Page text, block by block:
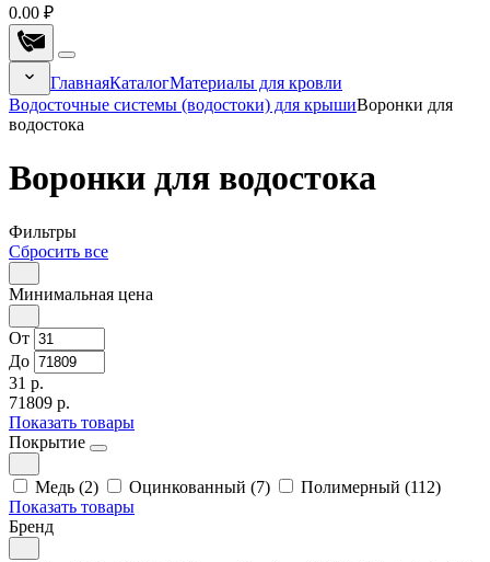
0.00 ₽
ГлавнаяКаталогМатериалы для кровли
Водосточные системы (водостоки) для крышиВоронки для
водостока
Воронки для водостока
Фильтры
Сбросить все
Минимальная цена
От
До
31 р.
71809 р.
Показать товары
Покрытие
Медь (2) Оцинкованный (7)
Полимерный (112)
Показать товары
Бренд